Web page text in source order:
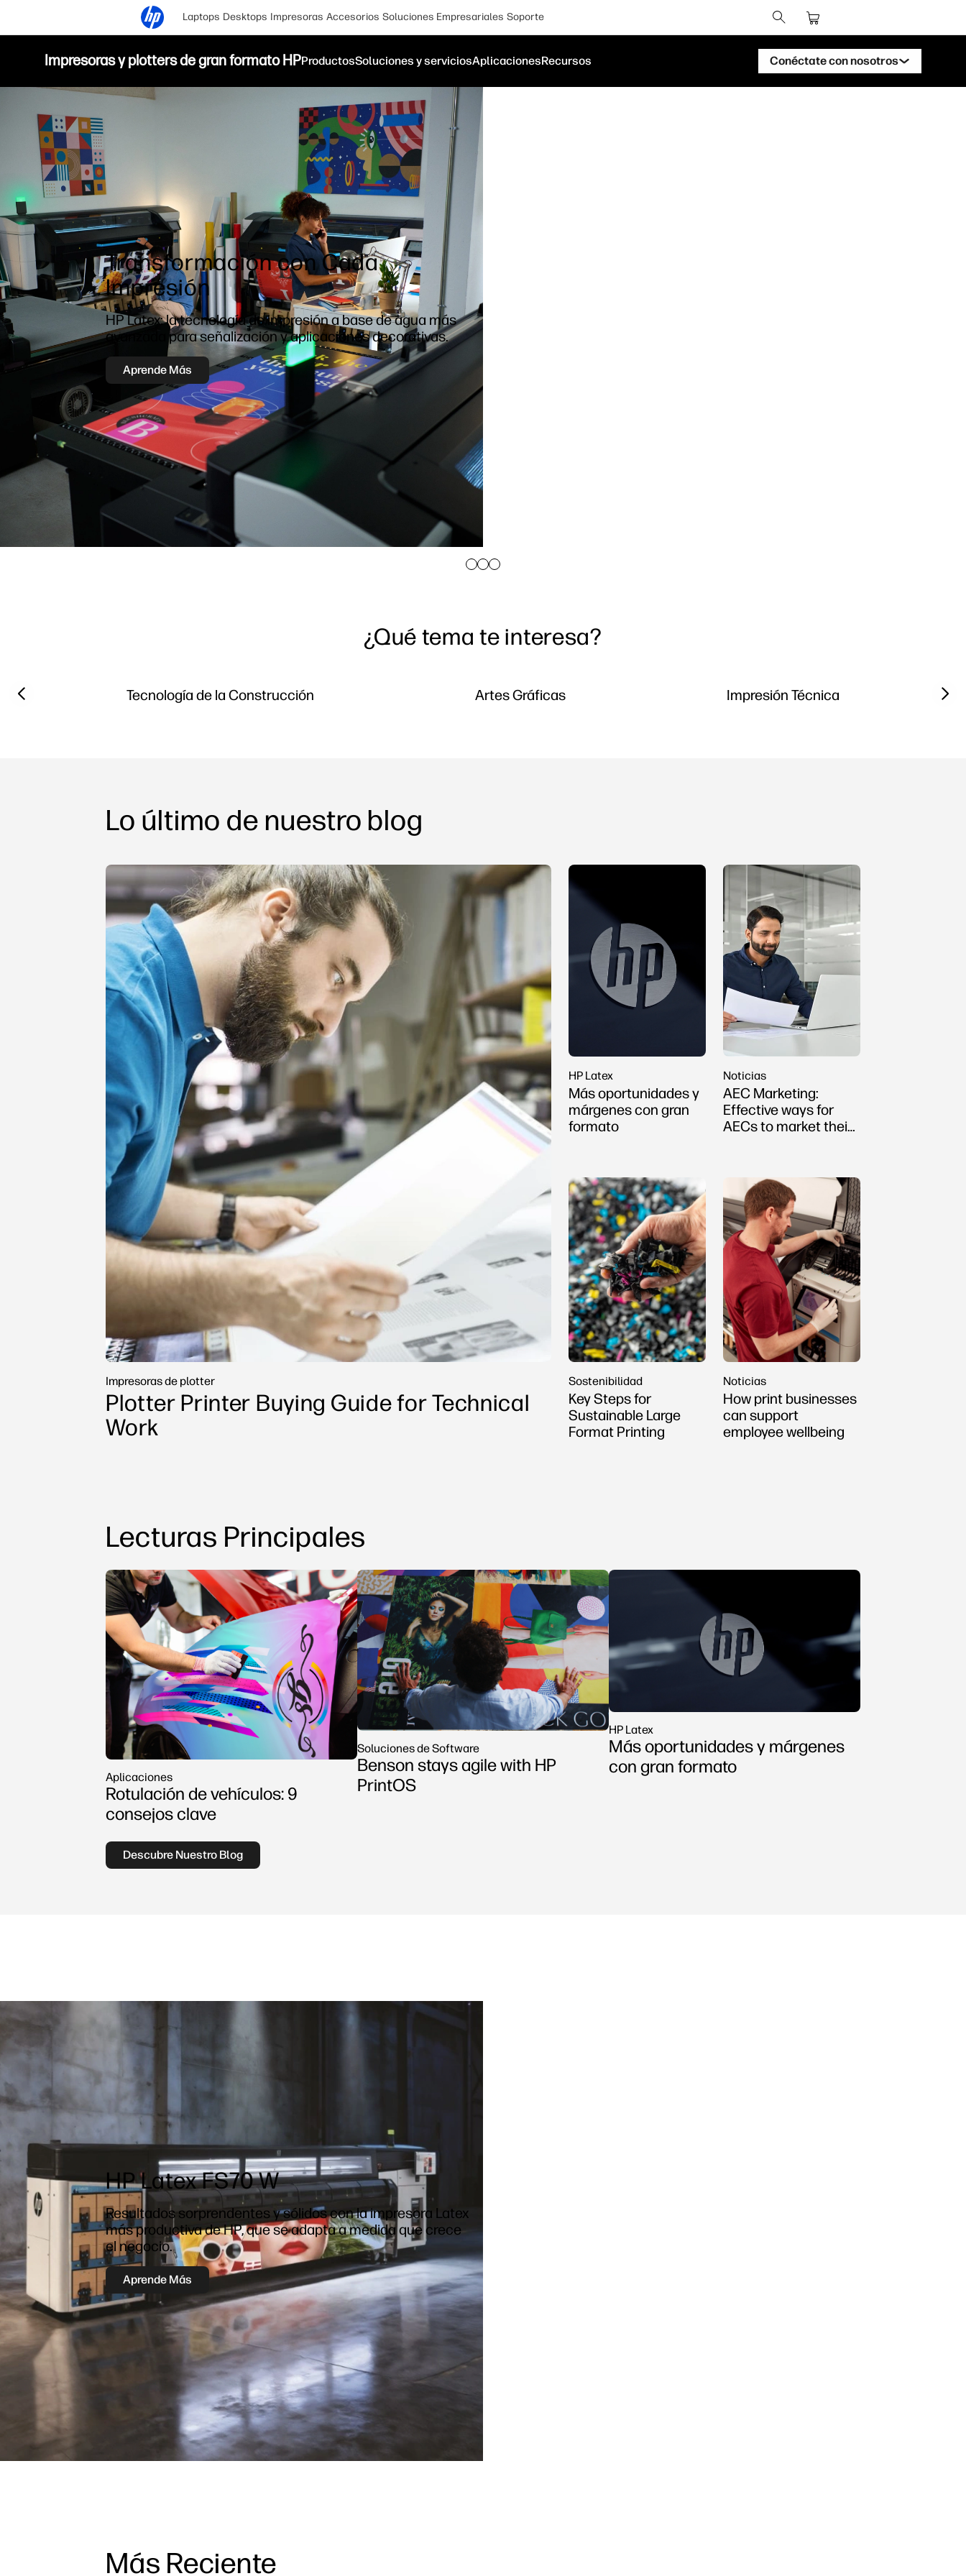
Laptops Desktops Impresoras Accesorios Soluciones Empresariales Soporte
Impresoras y plotters de gran formato HPProductosSoluciones y serviciosAplicacionesRecursos Conéctate con nosotros
Transformación con Cada
Impresión
HP Latex: la tecnología de impresión a base de agua más
avanzada para señalización y aplicaciones decorativas.
Aprende Más
¿Qué tema te interesa?
Tecnología de la Construcción Artes Gráficas Impresión Técnica
Previous slide Next
Lo último de nuestro blog
Impresoras de plotter
Plotter Printer Buying Guide for Technical
Work
HP Latex
Más oportunidades y
márgenes con gran
formato
Noticias
AEC Marketing:
Effective ways for
AECs to market their
Sostenibilidad
Key Steps for
Sustainable Large
Format Printing
Noticias
How print businesses
can support
employee wellbeing
Lecturas Principales
Aplicaciones
Rotulación de vehículos: 9
consejos clave
Soluciones de Software
Benson stays agile with HP
PrintOS
HP Latex
Más oportunidades y márgenes
con gran formato
Descubre Nuestro Blog
HP Latex FS70 W
Resultados sorprendentes y sólidos con la impresora Latex
más productiva de HP, que se adapta a medida que crece
el negocio.
Aprende Más
Más Reciente